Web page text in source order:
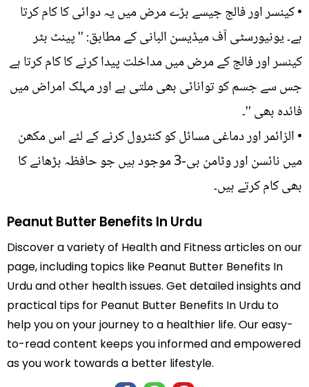
• کینسر اور فالج جیسے بڑے مرض میں یہ دوائی کا کام کرتا
ہے۔ یونیورسٹی آف میڈیسن البانی کے مطابق: '' پینٹ بٹر
کینسر اور فالج کے مرض میں مداخلت پیدا کرنے کا کام کرتا ہے
جس سے جسم کو توانائی بھی ملتی ہے اور مہلک امراض میں
فائدہ بھی ''۔
• الزائمر اور دماغی مسائل کو کنٹرول کرنے کے لئے اس مکھن
میں نائسن اور وٹامن بی-3 موجود ہیں جو حافظہ بڑھانے کا
بھی کام کرتے ہیں۔
Peanut Butter Benefits In Urdu
Discover a variety of Health and Fitness articles on our
page, including topics like Peanut Butter Benefits In
Urdu and other health issues. Get detailed insights and
practical tips for Peanut Butter Benefits In Urdu to
help you on your journey to a healthier life. Our easy-
to-read content keeps you informed and empowered
as you work towards a better lifestyle.